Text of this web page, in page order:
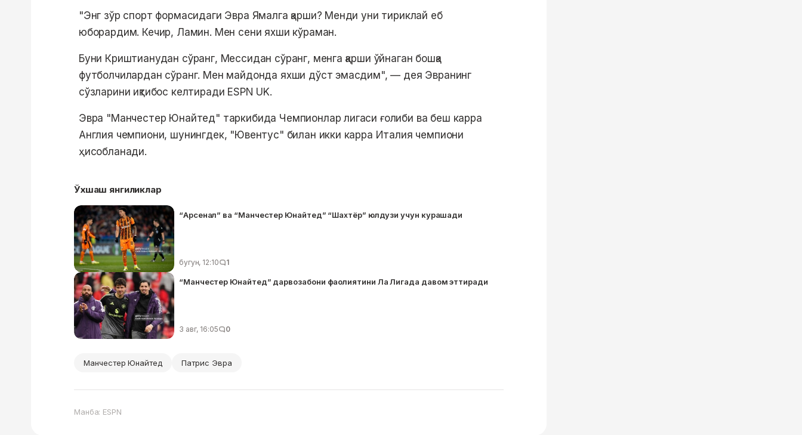
"Энг зўр спорт формасидаги Эвра Ямалга қарши? Менди уни тириклай еб
юборардим. Кечир, Ламин. Мен сени яхши кўраман.
Буни Криштианудан сўранг, Мессидан сўранг, менга қарши ўйнаган бошқа
футболчилардан сўранг. Мен майдонда яхши дўст эмасдим", — дея Эвранинг
сўзларини иқтибос келтиради ESPN UK.
Эвра "Манчестер Юнайтед" таркибида Чемпионлар лигаси ғолиби ва беш карра
Англия чемпиони, шунингдек, "Ювентус" билан икки карра Италия чемпиони
ҳисобланади.
Ўхшаш янгиликлар
“Арсенал” ва “Манчестер Юнайтед” “Шахтёр” юлдузи учун курашади
бугун, 12:10 1
“Манчестер Юнайтед” дарвозабони фаолиятини Ла Лигада давом эттиради
3 авг, 16:05 0
Манчестер Юнайтед Патрис Эвра
Манба: ESPN